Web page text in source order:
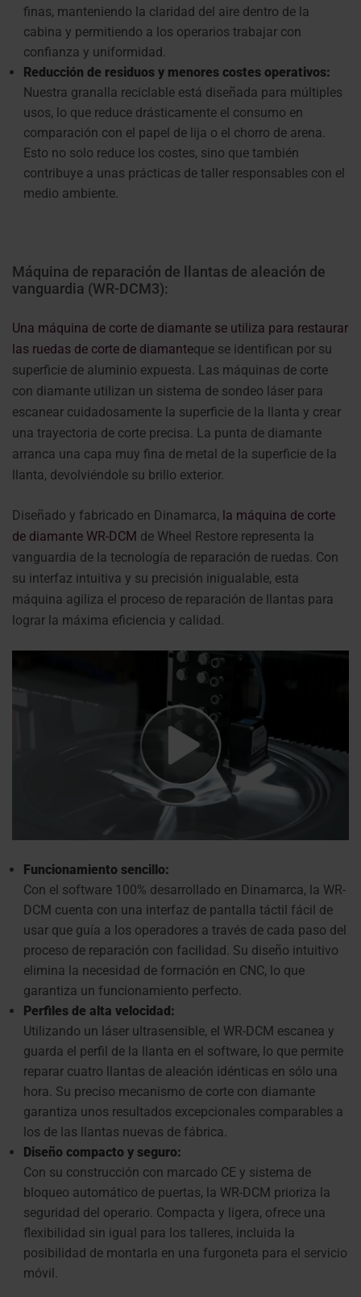
finas, manteniendo la claridad del aire dentro de la
cabina y permitiendo a los operarios trabajar con
confianza y uniformidad.
Reducción de residuos y menores costes operativos:
Nuestra granalla reciclable está diseñada para múltiples
usos, lo que reduce drásticamente el consumo en
comparación con el papel de lija o el chorro de arena.
Esto no solo reduce los costes, sino que también
contribuye a unas prácticas de taller responsables con el
medio ambiente.
Máquina de reparación de llantas de aleación de
vanguardia (WR-DCM3):
Una máquina de corte de diamante se utiliza para restaurar
las ruedas de corte de diamanteque se identifican por su
superficie de aluminio expuesta. Las máquinas de corte
con diamante utilizan un sistema de sondeo láser para
escanear cuidadosamente la superficie de la llanta y crear
una trayectoria de corte precisa. La punta de diamante
arranca una capa muy fina de metal de la superficie de la
llanta, devolviéndole su brillo exterior.
Diseñado y fabricado en Dinamarca, la máquina de corte
de diamante WR-DCM de Wheel Restore representa la
vanguardia de la tecnología de reparación de ruedas. Con
su interfaz intuitiva y su precisión inigualable, esta
máquina agiliza el proceso de reparación de llantas para
lograr la máxima eficiencia y calidad.
Funcionamiento sencillo:
Con el software 100% desarrollado en Dinamarca, la WR-
DCM cuenta con una interfaz de pantalla táctil fácil de
usar que guía a los operadores a través de cada paso del
proceso de reparación con facilidad. Su diseño intuitivo
elimina la necesidad de formación en CNC, lo que
garantiza un funcionamiento perfecto.
Perfiles de alta velocidad:
Utilizando un láser ultrasensible, el WR-DCM escanea y
guarda el perfil de la llanta en el software, lo que permite
reparar cuatro llantas de aleación idénticas en sólo una
hora. Su preciso mecanismo de corte con diamante
garantiza unos resultados excepcionales comparables a
los de las llantas nuevas de fábrica.
Diseño compacto y seguro:
Con su construcción con marcado CE y sistema de
bloqueo automático de puertas, la WR-DCM prioriza la
seguridad del operario. Compacta y ligera, ofrece una
flexibilidad sin igual para los talleres, incluida la
posibilidad de montarla en una furgoneta para el servicio
móvil.